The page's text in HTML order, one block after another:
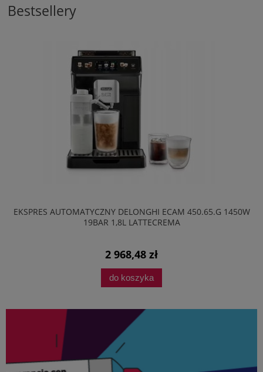
Bestsellery
EKSPRES AUTOMATYCZNY DELONGHI ECAM 450.65.G 1450W
19BAR 1,8L LATTECREMA
2 968,48 zł
do koszyka